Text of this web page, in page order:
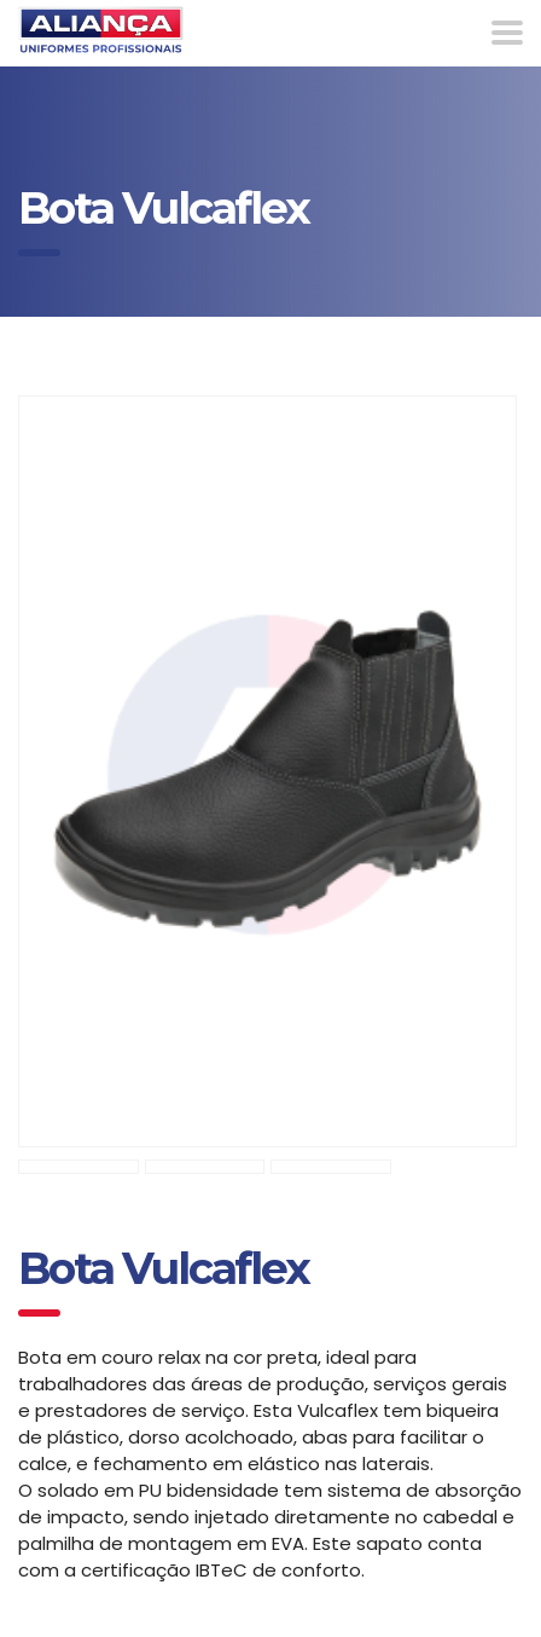
Bota Vulcaflex
Bota Vulcaflex
Bota em couro relax na cor preta, ideal para
trabalhadores das áreas de produção, serviços gerais
e prestadores de serviço. Esta Vulcaflex tem biqueira
de plástico, dorso acolchoado, abas para facilitar o
calce, e fechamento em elástico nas laterais.
O solado em PU bidensidade tem sistema de absorção
de impacto, sendo injetado diretamente no cabedal e
palmilha de montagem em EVA. Este sapato conta
com a certificação IBTeC de conforto.